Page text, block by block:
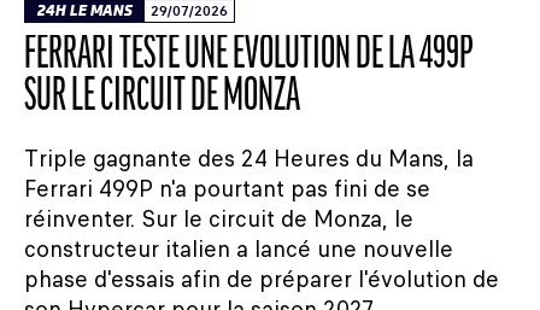
24H LE MANS 29/07/2026
FERRARI TESTE UNE ÉVOLUTION DE LA 499P
SUR LE CIRCUIT DE MONZA
Triple gagnante des 24 Heures du Mans, la
Ferrari 499P n'a pourtant pas fini de se
réinventer. Sur le circuit de Monza, le
constructeur italien a lancé une nouvelle
phase d'essais afin de préparer l'évolution de